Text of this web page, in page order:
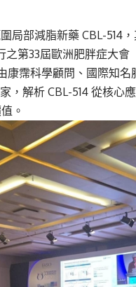
局部減脂新藥 CBL-514
第33屆歐洲肥胖症大會
霈科學顧問、國際知名
，解析 CBL-514 從核心
。